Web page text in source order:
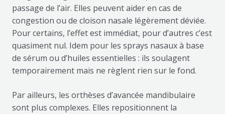
passage de l’air. Elles peuvent aider en cas de
congestion ou de cloison nasale légèrement déviée.
Pour certains, l’effet est immédiat, pour d’autres c’est
quasiment nul. Idem pour les sprays nasaux à base
de sérum ou d’huiles essentielles : ils soulagent
temporairement mais ne règlent rien sur le fond.
Par ailleurs, les orthèses d’avancée mandibulaire
sont plus complexes. Elles repositionnent la